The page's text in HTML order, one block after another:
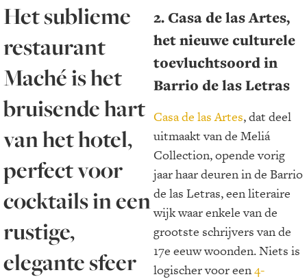
2. Casa de las Artes,
het nieuwe culturele
toevluchtsoord in
Barrio de las Letras
Casa de las Artes, dat deel
uitmaakt van de Meliá
Collection, opende vorig
jaar haar deuren in de Barrio
de las Letras, een literaire
wijk waar enkele van de
grootste schrijvers van de
17e eeuw woonden. Niets is
logischer voor een4-
Het sublieme
restaurant
Maché is het
bruisende hart
van het hotel,
perfect voor
cocktails in een
rustige,
elegante sfeer